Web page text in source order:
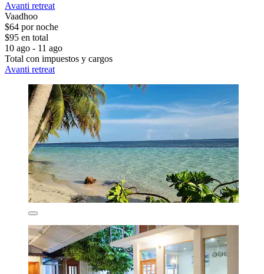
Avanti retreat
Vaadhoo
$64 por noche
$95 en total
10 ago - 11 ago
Total con impuestos y cargos
Avanti retreat